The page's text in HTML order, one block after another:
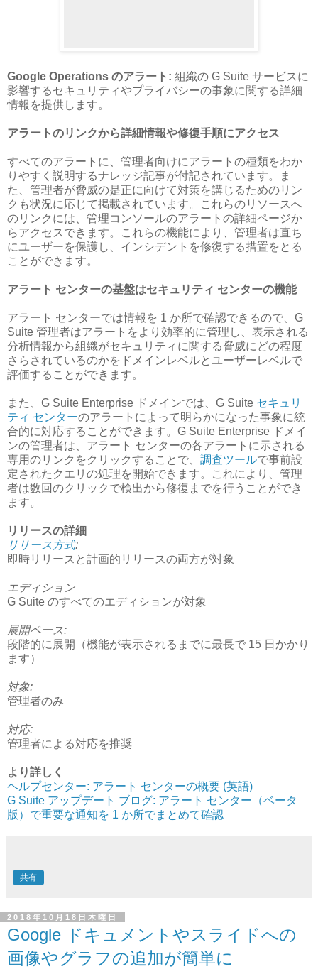
Google Operations のアラート: 組織の G Suite サービスに
影響するセキュリティやプライバシーの事象に関する詳細
情報を提供します。
アラートのリンクから詳細情報や修復手順にアクセス
すべてのアラートに、管理者向けにアラートの種類をわか
りやすく説明するナレッジ記事が付記されています。ま
た、管理者が脅威の是正に向けて対策を講じるためのリン
クも状況に応じて掲載されています。これらのリソースへ
のリンクには、管理コンソールのアラートの詳細ページか
らアクセスできます。これらの機能により、管理者は直ち
にユーザーを保護し、インシデントを修復する措置をとる
ことができます。
アラート センターの基盤はセキュリティ センターの機能
アラート センターでは情報を 1 か所で確認できるので、G
Suite 管理者はアラートをより効率的に管理し、表示される
分析情報から組織がセキュリティに関する脅威にどの程度
さらされているのかをドメインレベルとユーザーレベルで
評価することができます。
また、G Suite Enterprise ドメインでは、G Suite セキュリ
ティ センターのアラートによって明らかになった事象に統
合的に対応することができます。G Suite Enterprise ドメイ
ンの管理者は、アラート センターの各アラートに示される
専用のリンクをクリックすることで、 調査ツールで事前設
定されたクエリの処理を開始できます。これにより、管理
者は数回のクリックで検出から修復までを行うことができ
ます。
リリースの詳細
リリース方式:
即時リリースと計画的リリースの両方が対象
エディション
G Suite のすべてのエディションが対象
展開ペース:
段階的に展開（機能が表示されるまでに最長で 15 日かかり
ます）
対象:
管理者のみ
対応:
管理者による対応を推奨
より詳しく
ヘルプセンター: アラート センターの概要 (英語)
G Suite アップデート ブログ: アラート センター（ベータ
版）で重要な通知を 1 か所でまとめて確認
共有
2018年10月18日木曜日
Google ドキュメントやスライドへの
画像やグラフの追加が簡単に